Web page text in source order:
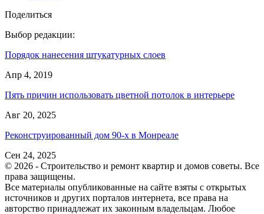
Поделиться
Выбор редакции:
Порядок нанесения штукатурных слоев
Апр 4, 2019
Пять причин использовать цветной потолок в интерьере
Авг 20, 2025
Реконструированный дом 90-х в Монреале
Сен 24, 2025
© 2026 - Строительство и ремонт квартир и домов советы. Все
права защищены.
Все материалы опубликованные на сайте взяты с открытых
источников и других порталов интернета, все права на
авторство принадлежат их законным владельцам. Любое